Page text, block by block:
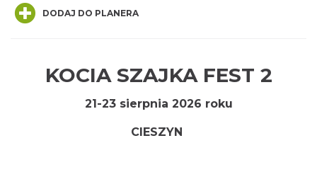
PTTK "Ondraszek"
Cieszyn
1.60 km
DODAJ DO PLANERA
KOCIA SZAJKA FEST 2
21-23 sierpnia 2026 roku
CIESZYN